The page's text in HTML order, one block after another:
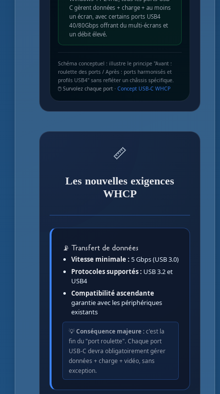
C gèrent données + charge + au moins
un écran, avec certains ports USB4
40/80Gbps offrant du multi-écrans et
un débit élevé.
Schéma conceptuel : illustre le principe "Avant :
roulette des ports / Après : ports harmonisés et
profils USB4" sans refléter un châssis spécifique.
🖱️ Survolez chaque port · Concept USB-C WHCP
📏
Les nouvelles exigences
WHCP
📡 Transfert de données
Vitesse minimale : 5 Gbps (USB 3.0)
Protocoles supportés : USB 3.2 et
USB4
Compatibilité ascendante
garantie avec les périphériques
existants
💡Conséquence majeure :c'est la
fin du "port roulette". Chaque port
USB-C devra obligatoirement gérer
données + charge + vidéo, sans
exception.